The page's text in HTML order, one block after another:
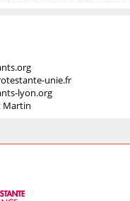
unie.fr
lyon.org
Martin